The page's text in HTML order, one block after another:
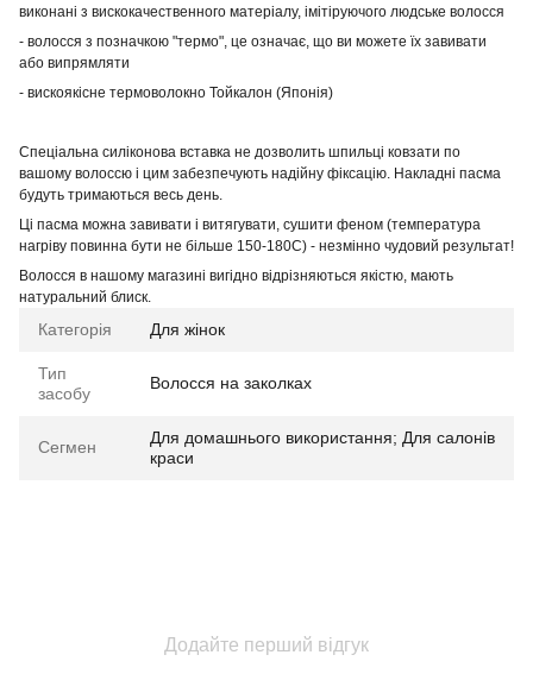
виконані з вискокачественного матеріалу, імітіруючого людське волосся
- волосся з позначкою "термо", це означає, що ви можете їх завивати
або випрямляти
- вискоякісне термоволокно Тойкалон (Японія)
Спеціальна силіконова вставка не дозволить шпильці ковзати по
вашому волоссю і цим забезпечують надійну фіксацію. Накладні пасма
будуть тримаються весь день.
Ці пасма можна завивати і витягувати, сушити феном (температура
нагріву повинна бути не більше 150-180С) - незмінно чудовий результат!
Волосся в нашому магазині вигідно відрізняються якістю, мають
натуральний блиск.
Категорія Для жінок
Тип
засобу
Волосся на заколках
Сегмен
Для домашнього використання; Для салонів
краси
Додайте перший відгук